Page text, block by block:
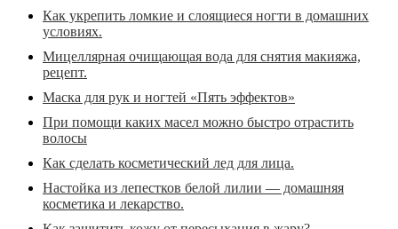
Как укрепить ломкие и слоящиеся ногти в домашних
условиях.
Мицеллярная очищающая вода для снятия макияжа,
рецепт.
Маска для рук и ногтей «Пять эффектов»
При помощи каких масел можно быстро отрастить
волосы
Как сделать косметический лед для лица.
Настойка из лепестков белой лилии — домашняя
косметика и лекарство.